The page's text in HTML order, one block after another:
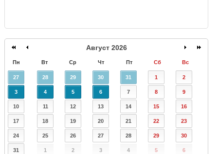
Август 2026
Пн Вт Ср Чт Пт Сб Вс
27 28 29 30 31 1 2
3 4 5 6 7 8 9
10 11 12 13 14 15 16
17 18 19 20 21 22 23
24 25 26 27 28 29 30
31 1 2 3 4 5 6